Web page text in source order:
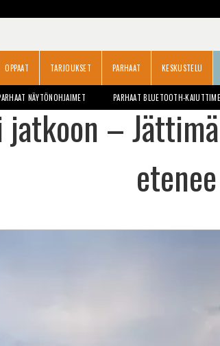
OPPAAT TARJOUKSET PARHAAT KESKUSTELU
NÄYTÖNOHJAIMET PARHAAT BLUETOOTH-
jatkoon –
etenee